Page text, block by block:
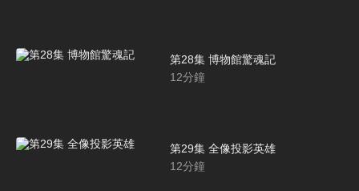
第28集 博物館驚魂記
12分鐘
第29集 全像投影英雄
12分鐘